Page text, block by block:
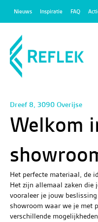
Nieuws Inspiratie FAQ
‎Dreef 8, 3090 Overijse
Welkom
Het perfecte materiaal, de
Het zijn allemaal zaken die
vooraleer je jouw
showroom waar we je met
verschillende